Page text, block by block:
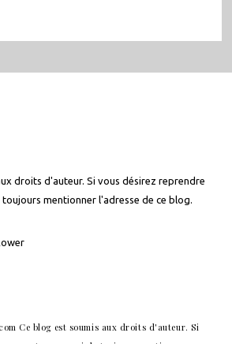
droits d'auteur. Si vous désirez reprendre
toujours mentionner l'adresse de ce blog.
Ce blog est soumis aux droits d'auteur. Si